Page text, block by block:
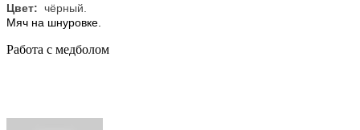
Цвет: чёрный.
Мяч на шнуровке.
Работа с медболом